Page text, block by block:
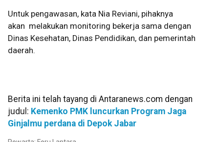
Untuk pengawasan, kata Nia Reviani, pihaknya
akan melakukan monitoring bekerja sama dengan
Dinas Kesehatan, Dinas Pendidikan, dan pemerintah
daerah.
Berita ini telah tayang di Antaranews.com dengan
judul: Kemenko PMK luncurkan Program Jaga
Ginjalmu perdana di Depok Jabar